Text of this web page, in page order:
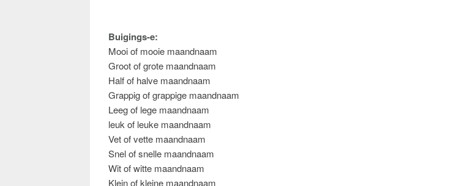
Buigings-e:
Mooi of mooie maandnaam
Groot of grote maandnaam
Half of halve maandnaam
Grappig of grappige maandnaam
Leeg of lege maandnaam
leuk of leuke maandnaam
Vet of vette maandnaam
Snel of snelle maandnaam
Wit of witte maandnaam
Klein of kleine maandnaam